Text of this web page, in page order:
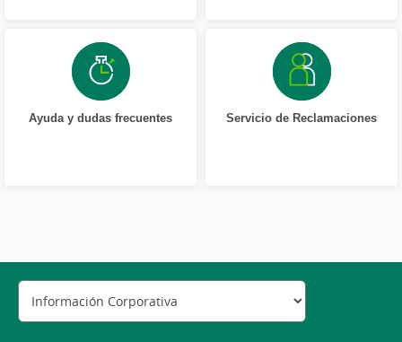
Ayuda y dudas frecuentes Servicio de Reclamaciones